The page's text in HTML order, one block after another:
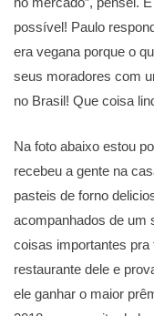
possível! Paulo
era vegana porque o
seus moradores com
no Brasil! Que coisa
Na foto abaixo estou
recebeu a gente na
pasteis de forno
acompanhados de um
coisas importantes
restaurante dele e
ele ganhar o maior